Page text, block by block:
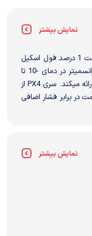
نمایش بیشتر
ترانسمیتر فشار 0 تا 10 بار ولتاژی هاگلر PX4 با دقت 1 درصد فول اسکیل
و دارای بدنه‌ای از جنس استیل 304 است. این ترانسمیتر در دمای -10 تا
80 درجه سانتیگراد دقیق ترین اندازه گیری خود را ارائه میکند. سری PX4 از
در برابر فشار اضافی
نمایش بیشتر